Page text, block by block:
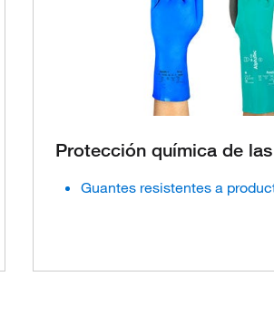
Protección química de
Guantes resistentes a